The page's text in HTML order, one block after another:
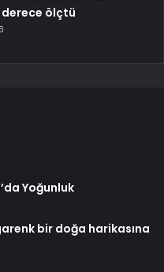
derece ölçtü
Yoğunluk
bir doğa harikasına